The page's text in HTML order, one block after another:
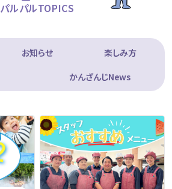
パルパルTOPICS
お知らせ
楽しみ方
かんざんじNews